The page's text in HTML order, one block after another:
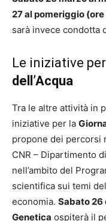
27 al pomeriggio (ore
sarà invece condotta
Le iniziative
dell’Acqua
Tra le altre attività in
iniziative per la
propone dei percorsi
CNR – Dipartimento
nell’ambito del
scientifica sui temi
economia. Sabato 26
Genetica ospiterà il